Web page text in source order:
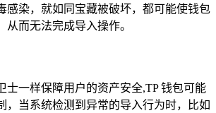
感染，就如同宝藏被破坏，都可能使钱包
从而无法完成导入操作。
士一样保障用户的资产安全,TP 钱包可能
，当系统检测到异常的导入行为时，比如